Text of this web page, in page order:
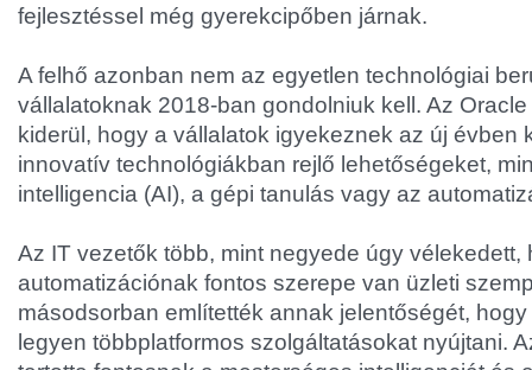
fejlesztéssel még gyerekcipőben járnak.
A felhő azonban nem az egyetlen technológiai
vállalatoknak 2018-ban gondolniuk kell. Az
kiderül, hogy a vállalatok igyekeznek az új évben
innovatív technológiákban rejlő lehetőségeket,
intelligencia (AI), a gépi tanulás vagy az
Az IT vezetők több, mint negyede úgy vélekedett,
automatizációnak fontos szerepe van üzleti
másodsorban említették annak jelentőségét,
legyen többplatformos szolgáltatásokat nyújtani.